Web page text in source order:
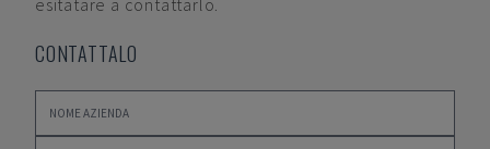
esitatare a contattarlo.
CONTATTALO